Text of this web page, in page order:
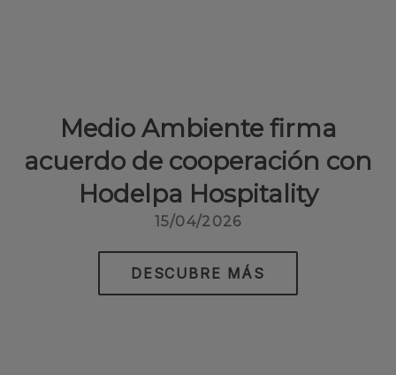
Medio Ambiente firma
acuerdo de cooperación con
Hodelpa Hospitality
15/04/2026
DESCUBRE MÁS